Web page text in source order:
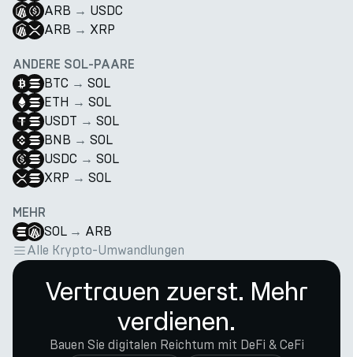
ARB → USDC
ARB → XRP
ANDERE SOL-PAARE
BTC → SOL
ETH → SOL
USDT → SOL
BNB → SOL
USDC → SOL
XRP → SOL
MEHR
SOL → ARB
Alle Krypto-Umwandlungen
Vertrauen zuerst. Mehr
verdienen.
Bauen Sie digitalen Reichtum mit DeFi & CeFi